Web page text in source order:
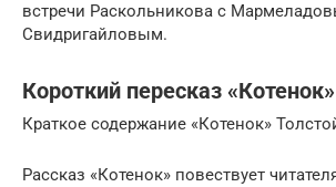
встречи Раскольникова с
Свидригайловым.
Короткий пересказ «Котенок»
Краткое содержание «Котенок»
Рассказ «Котенок» повествует